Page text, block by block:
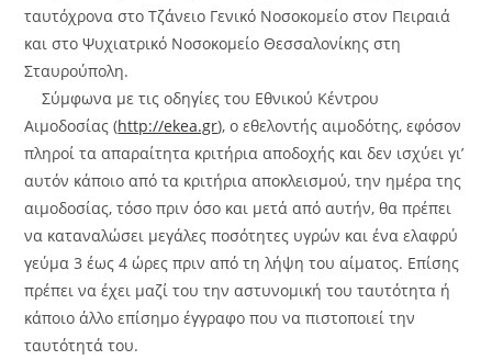
ταυτόχρονα στο Τζάνειο Γενικό Νοσοκομείο στον Πειραιά
και στο Ψυχιατρικό Νοσοκομείο Θεσσαλονίκης στη
Σταυρούπολη.
Σύμφωνα με τις οδηγίες του Εθνικού Κέντρου
Αιμοδοσίας (http://ekea.gr), ο εθελοντής αιμοδότης, εφόσον
πληροί τα απαραίτητα κριτήρια αποδοχής και δεν ισχύει γι’
αυτόν κάποιο από τα κριτήρια αποκλεισμού, την ημέρα της
αιμοδοσίας, τόσο πριν όσο και μετά από αυτήν, θα πρέπει
να καταναλώσει μεγάλες ποσότητες υγρών και ένα ελαφρύ
γεύμα 3 έως 4 ώρες πριν από τη λήψη του αίματος. Επίσης
πρέπει να έχει μαζί του την αστυνομική του ταυτότητα ή
κάποιο άλλο επίσημο έγγραφο που να πιστοποιεί την
ταυτότητά του.